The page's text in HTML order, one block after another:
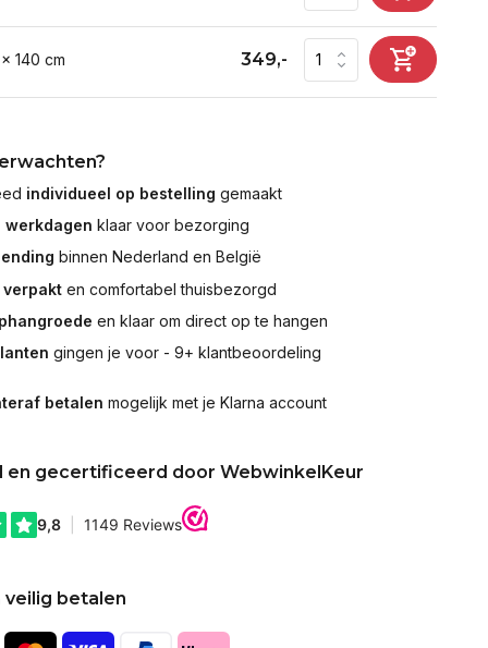
140 cm 349,-
individueel op bestelling gemaakt
werkdagen klaar voor bezorging
binnen Nederland en België
en comfortabel thuisbezorgd
en klaar om direct op te hangen
gingen je voor - 9+ klantbeoordeling
betalen mogelijk met je Klarna account
en gecertificeerd door WebwinkelKeur
veilig betalen